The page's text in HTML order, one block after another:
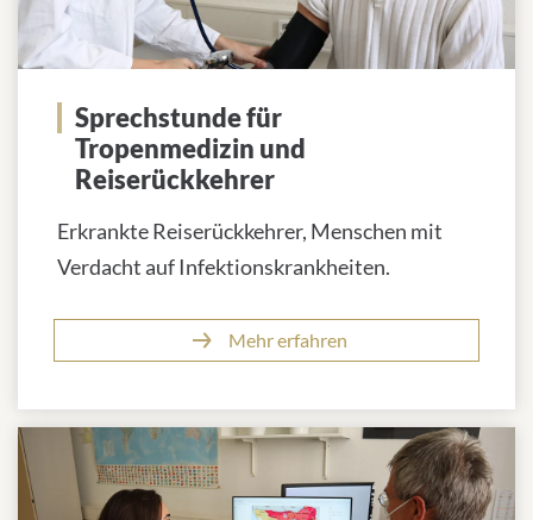
Sprechstunde für
Tropenmedizin und
Reiserückkehrer
Erkrankte Reiserückkehrer, Menschen mit
Verdacht auf Infektionskrankheiten.
Mehr erfahren